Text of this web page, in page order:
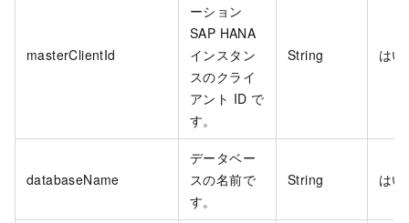
masterClientId
ーション
SAP HANA
インスタン
スのクライ
アント ID で
す。
String はい
databaseName
データベー
スの名前で
す。
String はい